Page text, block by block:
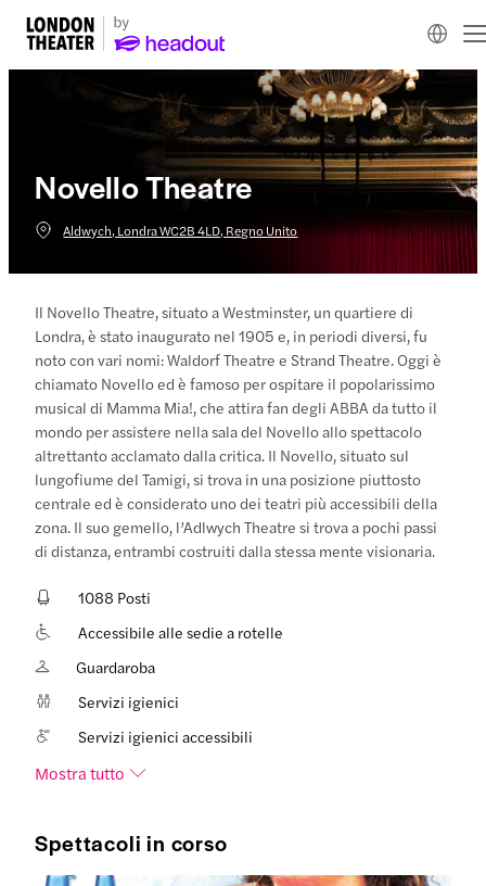
Novello Theatre
Aldwych, Londra WC2B 4LD, Regno Unito
Il Novello Theatre, situato a Westminster, un quartiere di
Londra, è stato inaugurato nel 1905 e, in periodi diversi, fu
noto con vari nomi: Waldorf Theatre e Strand Theatre. Oggi è
chiamato Novello ed è famoso per ospitare il popolarissimo
musical di Mamma Mia!, che attira fan degli ABBA da tutto il
mondo per assistere nella sala del Novello allo spettacolo
altrettanto acclamato dalla critica. Il Novello, situato sul
lungofiume del Tamigi, si trova in una posizione piuttosto
centrale ed è considerato uno dei teatri più accessibili della
zona. Il suo gemello, l’Adlwych Theatre si trova a pochi passi
di distanza, entrambi costruiti dalla stessa mente visionaria.
1088 Posti
Accessibile alle sedie a rotelle
Guardaroba
Servizi igienici
Servizi igienici accessibili
Mostra tutto
Spettacoli in corso